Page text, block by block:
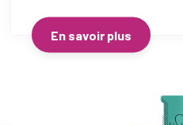
En savoir plus